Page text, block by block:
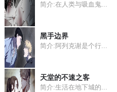
简介:在人类与吸血鬼...
黑手边界
简介:阿列克谢是个行...
天堂的不速之客
简介:生活在地下城的...